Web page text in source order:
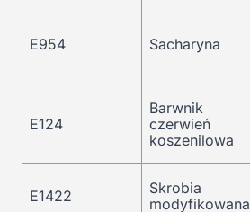
E954 Sacharyna
E124
Barwnik
czerwień
koszenilowa
E1422
Skrobia
modyfikowana